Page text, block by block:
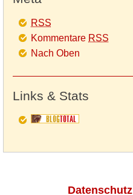
RSS
Kommentare RSS
Nach Oben
Links & Stats
Datenschutz